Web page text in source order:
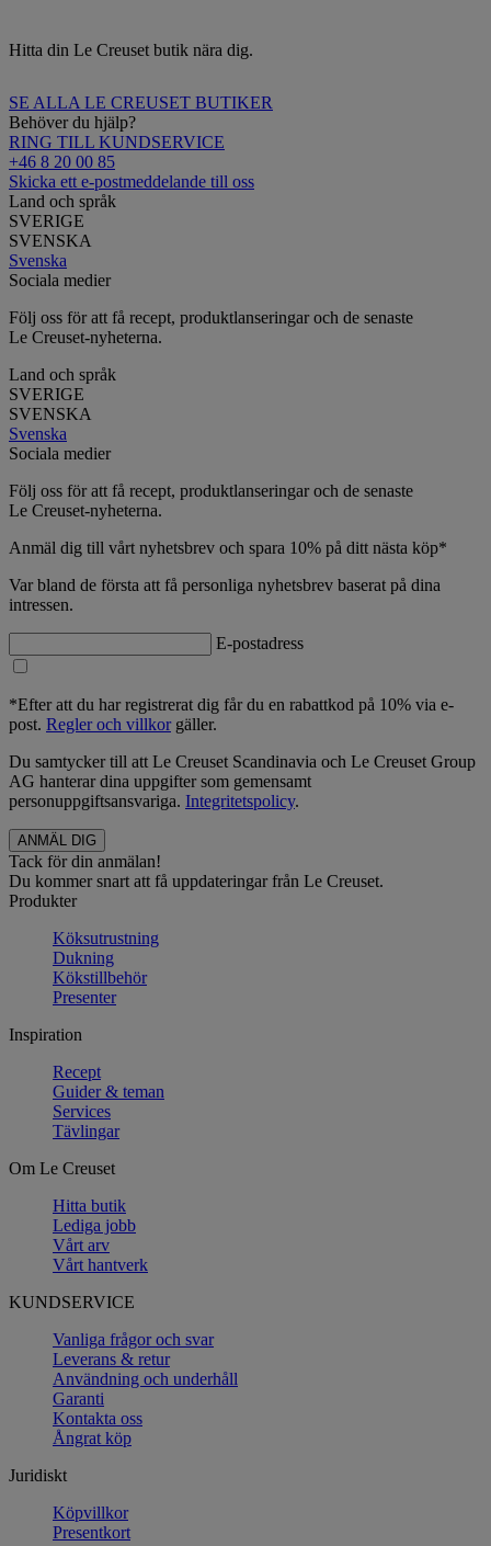
Hitta din Le Creuset butik nära dig.
SE ALLA LE CREUSET BUTIKER
Behöver du hjälp?
RING TILL KUNDSERVICE
+46 8 20 00 85
Skicka ett e-postmeddelande till oss
Land och språk
SVERIGE
SVENSKA
Svenska
Sociala medier
Följ oss för att få recept, produktlanseringar och de senaste
Le Creuset-nyheterna.
Land och språk
SVERIGE
SVENSKA
Svenska
Sociala medier
Följ oss för att få recept, produktlanseringar och de senaste
Le Creuset-nyheterna.
Anmäl dig till vårt nyhetsbrev och spara 10% på ditt nästa köp*
Var bland de första att få personliga nyhetsbrev baserat på dina
intressen.
E-postadress
*Efter att du har registrerat dig får du en rabattkod på 10% via e-
post. Regler och villkorgäller.
Du samtycker till att Le Creuset Scandinavia och Le Creuset Group
AG hanterar dina uppgifter som gemensamt
personuppgiftsansvariga. Integritetspolicy.
Tack för din anmälan!
Du kommer snart att få uppdateringar från Le Creuset.
Produkter
Köksutrustning
Dukning
Kökstillbehör
Presenter
Inspiration
Recept
Guider & teman
Services
Tävlingar
Om Le Creuset
Hitta butik
Lediga jobb
Vårt arv
Vårt hantverk
KUNDSERVICE
Vanliga frågor och svar
Leverans & retur
Användning och underhåll
Garanti
Kontakta oss
Ångrat köp
Juridiskt
Köpvillkor
Presentkort